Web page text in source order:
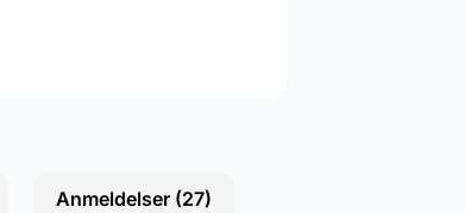
Anmeldelser (27)